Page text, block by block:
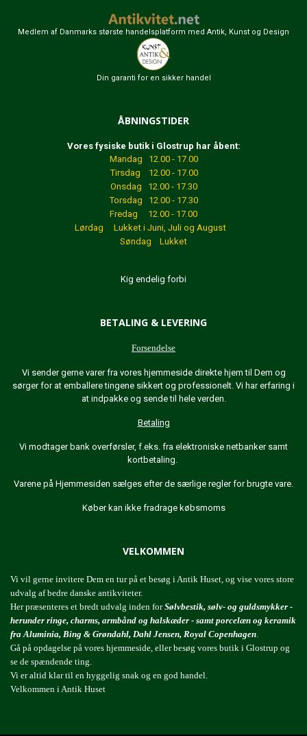
Medlem af Danmarks største handelsplatform med Antik, Kunst og Design
Din garanti for en sikker handel
ÅBNINGSTIDER
Vores fysiske butik i Glostrup har åbent:
Mandag 12.00 - 17.00
Tirsdag 12.00 - 17.00
Onsdag 12.00 - 17.30
Torsdag 12.00 - 17.30
Fredag 12.00 - 17.00
Lørdag Lukket i Juni, Juli og August
Søndag Lukket
Kig endelig forbi
BETALING & LEVERING
Forsendelse
Vi sender gerne varer fra vores hjemmeside direkte hjem til Dem og
sørger for at emballere tingene sikkert og professionelt. Vi har erfaring i
at indpakke og sende til hele verden.
Betaling
Vi modtager bank overførsler, f.eks. fra elektroniske netbanker samt
kortbetaling.
Varene på Hjemmesiden sælges efter de særlige regler for brugte vare.
Køber kan ikke fradrage købsmoms
VELKOMMEN
Vi vil gerne invitere Dem en tur på et besøg i Antik Huset, og vise vores store
udvalg af bedre danske antikviteter.
Her præsenteres et bredt udvalg inden forSølvbestik, sølv- og guldsmykker -
herunder ringe, charms, armbånd og halskæder - samt porcelæn og keramik
fra Aluminia, Bing & Grøndahl, Dahl Jensen, Royal Copenhagen
Gå på opdagelse på vores hjemmeside, eller besøg vores butik i Glostrup og
se de spændende ting.
Vi er altid klar til en hyggelig snak og en god handel.
Velkommen i Antik Huset